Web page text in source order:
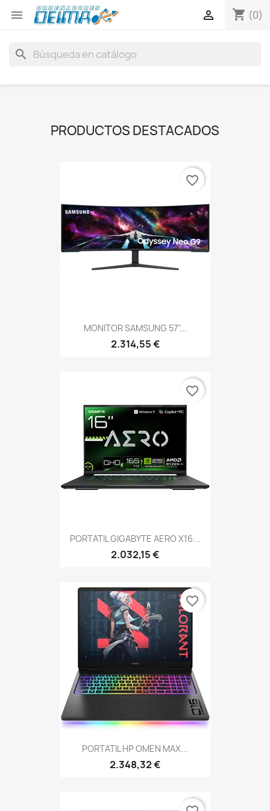
 shopping_cart (0)

search
PRODUCTOS DESTACADOS
MONITOR SAMSUNG 57"...
2.314,55 €
favorite_border
PORTATIL GIGABYTE AERO X16...
2.032,15 €
favorite_border
PORTATIL HP OMEN MAX...
2.348,32 €
favorite_border